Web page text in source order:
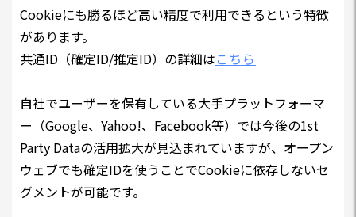
Cookieにも勝るほど高い精度で利用できる という特徴
があります。
共通ID（確定ID/推定ID）の詳細はこちら
自社でユーザーを保有している大手プラットフォーマ
ー（Google、Yahoo!、Facebook等）では今後の1st
Party Dataの活用拡大が見込まれていますが、オープン
ウェブでも確定IDを使うことでCookieに依存しないセ
グメントが可能です。